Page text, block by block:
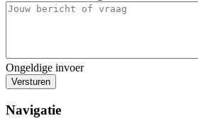
Ongeldige invoer
Versturen
Navigatie